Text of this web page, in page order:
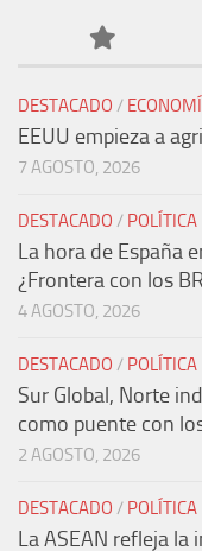
DESTACADO /
EEUU empieza a
7 AGOSTO, 2026
DESTACADO / POLÍTICA
La hora de España
¿Frontera con los
4 AGOSTO, 2026
DESTACADO / POLÍTICA
Sur Global, Norte
como puente con
2 AGOSTO, 2026
DESTACADO / POLÍTICA
La ASEAN refleja